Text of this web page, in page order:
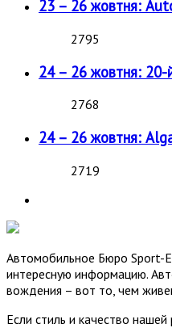
23 – 26 жовтня:
2795
24 – 26 жовтня: 20-
2768
24 – 26 жовтня:
2719
Автомобильное Бюро Sport-
интересную информацию.
вождения – вот то, чем
Если стиль и качество